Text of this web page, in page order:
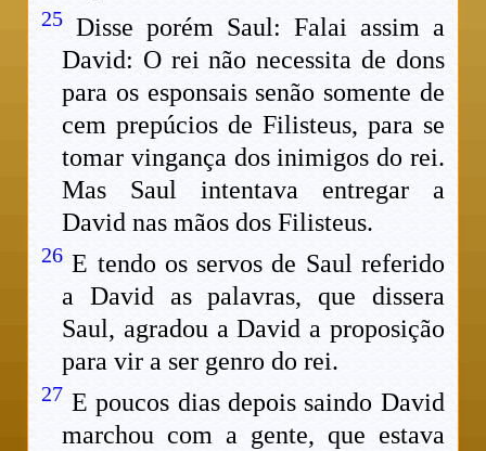
25 Disse porém Saul: Falai assim a
David: O rei não necessita de dons
para os esponsais senão somente de
cem prepúcios de Filisteus, para se
tomar vingança dos inimigos do rei.
Mas Saul intentava entregar a
David nas mãos dos Filisteus.
26 E tendo os servos de Saul referido
a David as palavras, que dissera
Saul, agradou a David a proposição
para vir a ser genro do rei.
27 E poucos dias depois saindo David
marchou com a gente, que estava